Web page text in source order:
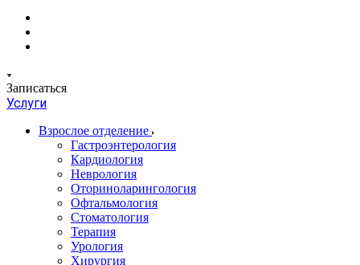
Записаться
Услуги
Взрослое отделение
Гастроэнтерология
Кардиология
Неврология
Оториноларингология
Офтальмология
Стоматология
Терапия
Урология
Хирургия